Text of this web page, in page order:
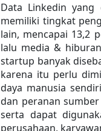
Data Linkedin
memiliki tingkat
lain, mencapai 13,2
lalu media &
startup banyak
karena itu perlu
daya manusia
dan peranan
serta dapat
perusahaan,